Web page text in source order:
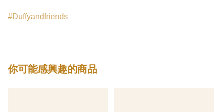
Duffyandfriends
你可能感興趣的商品